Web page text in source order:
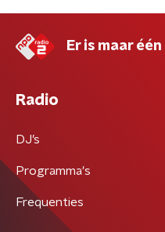
Er is maar één
Radio
DJ’s
Programma's
Frequenties